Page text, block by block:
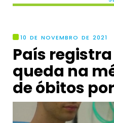
10 DE NOVEMBRO DE 2021
País
queda na
de óbitos